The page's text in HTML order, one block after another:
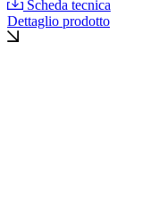
Scheda tecnica
Dettaglio prodotto